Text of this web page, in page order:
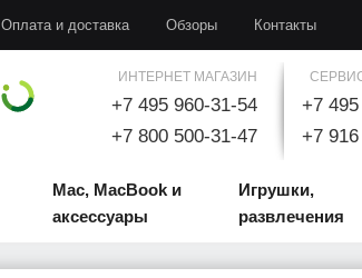
Оплата и доставка Обзоры Контакты
ИНТЕРНЕТ МАГАЗИН
+7 495 960-31-54
+7 800 500-31-47
+7
+7
Mac, MacBook и
аксессуары
Игрушки,
развлечения